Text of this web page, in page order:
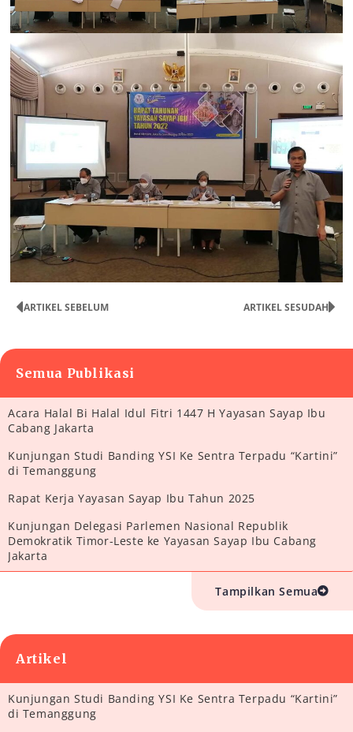
ARTIKEL SEBELUM ARTIKEL SESUDAH
Semua Publikasi
Acara Halal Bi Halal Idul Fitri 1447 H Yayasan Sayap Ibu
Cabang Jakarta
Kunjungan Studi Banding YSI Ke Sentra Terpadu “Kartini”
di Temanggung
Rapat Kerja Yayasan Sayap Ibu Tahun 2025
Kunjungan Delegasi Parlemen Nasional Republik
Demokratik Timor-Leste ke Yayasan Sayap Ibu Cabang
Jakarta
Tampilkan Semua
Artikel
Kunjungan Studi Banding YSI Ke Sentra Terpadu “Kartini”
di Temanggung